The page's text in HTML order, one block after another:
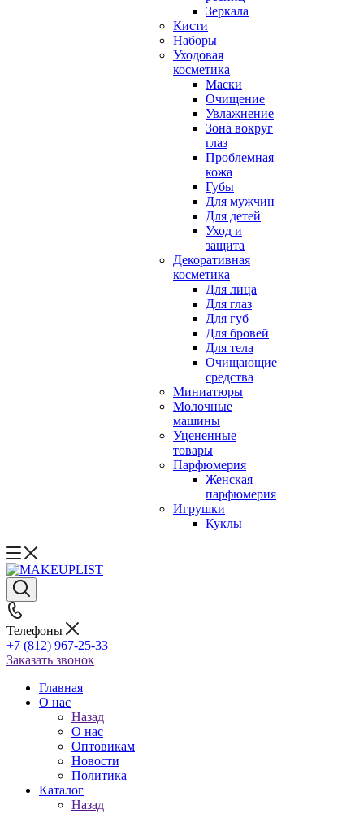
Зеркала
Кисти
Наборы
Уходовая
косметика
Маски
Очищение
Увлажнение
Зона вокруг
глаз
Проблемная
кожа
Губы
Для мужчин
Для детей
Уход и
защита
Декоративная
косметика
Для лица
Для глаз
Для губ
Для бровей
Для тела
Очищающие
средства
Миниатюры
Молочные
машины
Уцененные
товары
Парфюмерия
Женская
парфюмерия
Игрушки
Куклы
Телефоны
+7 (812) 967-25-33
Заказать звонок
Главная
О нас
Назад
О нас
Оптовикам
Новости
Политика
Каталог
Назад